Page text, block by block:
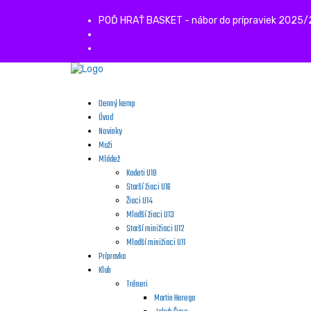
POĎ HRAŤ BASKET - nábor do prípraviek
Denný kemp
Úvod
Novinky
Muži
Mládež
Kadeti U18
Starší žiaci U16
Žiaci U14
Mladší žiaci U13
Starší minižiaci U12
Mladší minižiaci U11
Prípravka
Klub
Tréneri
Martin Herega